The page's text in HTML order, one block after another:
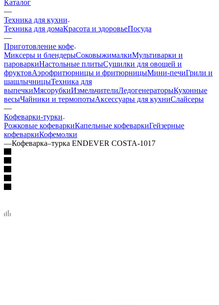
Каталог
—
Техника для кухни
Техника для домаКрасота и здоровьеПосуда
—
Приготовление кофе
Миксеры и блендерыСоковыжималкиМультиварки и
пароваркиНастольные плитыСушилки для овощей и
фруктовАэрофритюрницы и фритюрницыМини-печиГрили и
шашлычницыТехника для
выпечкиМясорубкиИзмельчителиЛедогенераторыКухонные
весыЧайники и термопотыАксессуары для кухниСлайсеры
—
Кофеварки-турки
Рожковые кофеваркиКапельные кофеваркиГейзерные
кофеваркиКофемолки
—Кофеварка–турка ENDEVER COSTA-1017